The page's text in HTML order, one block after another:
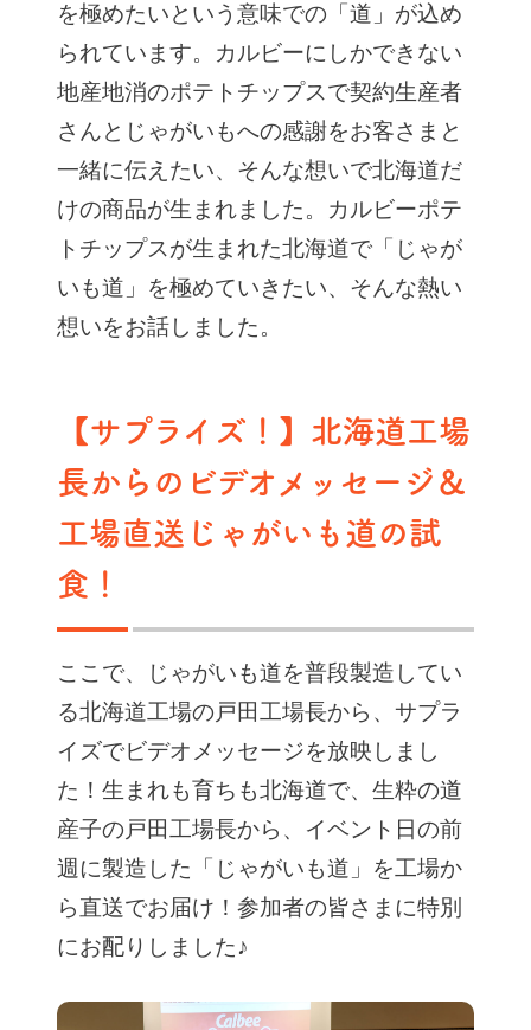
を極めたいという意味での「道」が込め
られています。カルビーにしかできない
地産地消のポテトチップスで契約生産者
さんとじゃがいもへの感謝をお客さまと
一緒に伝えたい、そんな想いで北海道だ
けの商品が生まれました。カルビーポテ
トチップスが生まれた北海道で「じゃが
いも道」を極めていきたい、そんな熱い
想いをお話しました。
【サプライズ！】北海道工場
長からのビデオメッセージ＆
工場直送じゃがいも道の試
食！
ここで、じゃがいも道を普段製造してい
る北海道工場の戸田工場長から、サプラ
イズでビデオメッセージを放映しまし
た！生まれも育ちも北海道で、生粋の道
産子の戸田工場長から、イベント日の前
週に製造した「じゃがいも道」を工場か
ら直送でお届け！参加者の皆さまに特別
にお配りしました♪